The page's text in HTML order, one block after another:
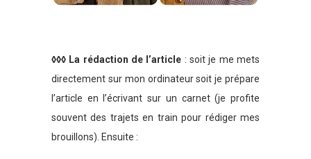
◊◊◊ La rédaction de l’article : soit je me mets
directement sur mon ordinateur soit je prépare
l’article en l’écrivant sur un carnet (je profite
souvent des trajets en train pour rédiger mes
brouillons). Ensuite :